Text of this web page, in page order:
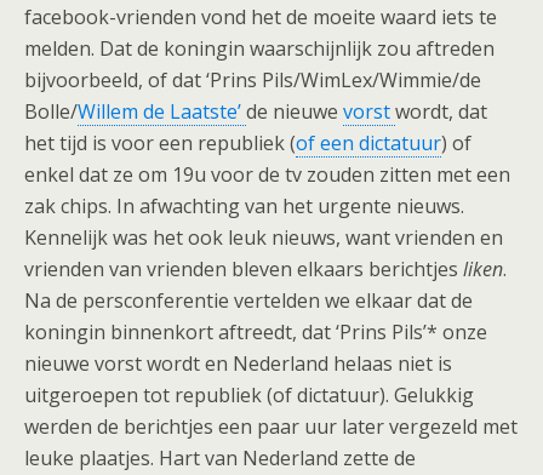
facebook-vrienden vond het de moeite waard iets te
melden. Dat de koningin waarschijnlijk zou aftreden
bijvoorbeeld, of dat ‘Prins Pils/WimLex/Wimmie/de
Bolle/Willem de Laatste’de nieuwe vorstwordt, dat
het tijd is voor een republiek (of een dictatuur) of
enkel dat ze om 19u voor de tv zouden zitten met een
zak chips. In afwachting van het urgente nieuws.
Kennelijk was het ook leuk nieuws, want vrienden en
vrienden van vrienden bleven elkaars berichtjes liken.
Na de persconferentie vertelden we elkaar dat de
koningin binnenkort aftreedt, dat ‘Prins Pils’* onze
nieuwe vorst wordt en Nederland helaas niet is
uitgeroepen tot republiek (of dictatuur). Gelukkig
werden de berichtjes een paar uur later vergezeld met
leuke plaatjes. Hart van Nederland zette de